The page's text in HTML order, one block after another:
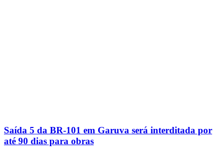
Saída 5 da BR-101 em Garuva será interditada por
até 90 dias para obras